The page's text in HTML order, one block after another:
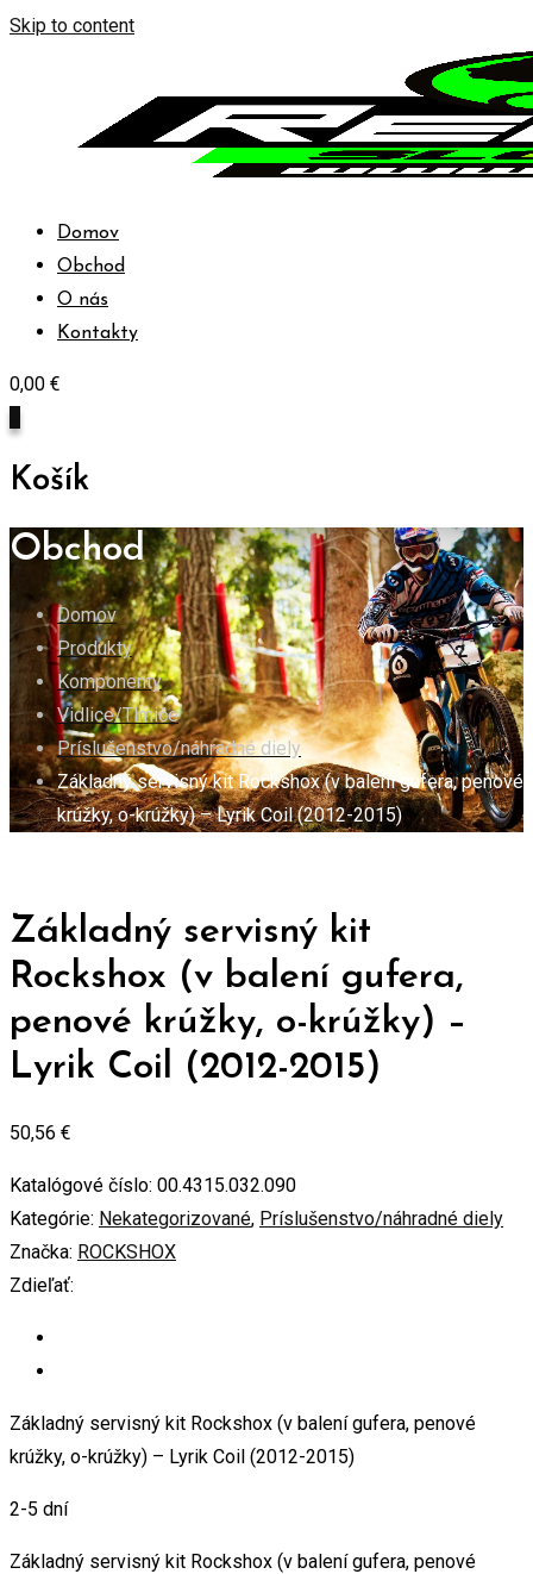
Skip to content
Domov
Obchod
O nás
Kontakty
0,00 €
Košík
Obchod
Domov
Produkty
Komponenty
Vidlice/Tlmiče
Príslušenstvo/náhradné diely
Základný servisný kit Rockshox (v balení gufera, penové
krúžky, o-krúžky) – Lyrik Coil (2012-2015)
Základný servisný kit
Rockshox (v balení gufera,
penové krúžky, o-krúžky) –
Lyrik Coil (2012-2015)
50,56 €
Katalógové číslo: 00.4315.032.090
Kategórie: Nekategorizované, Príslušenstvo/náhradné diely
Značka: ROCKSHOX
Zdieľať:
Základný servisný kit Rockshox (v balení gufera, penové
krúžky, o-krúžky) – Lyrik Coil (2012-2015)
2-5 dní
Základný servisný kit Rockshox (v balení gufera, penové